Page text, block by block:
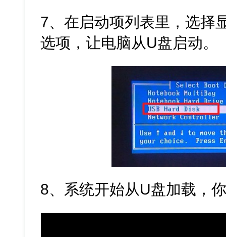
7、在启动项列表里，选择
选项，让电脑从U盘启动。
8、系统开始从U盘加载，